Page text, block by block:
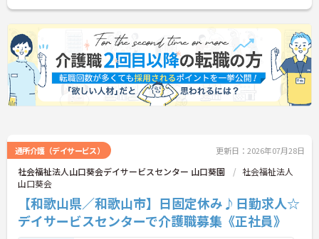
通所介護（デイサービス） 更新日：2026年07月28日
社会福祉法人山口葵会デイサービスセンター 山口葵園
社会福祉法人
山口葵会
【和歌山県／和歌山市】日固定休み♪日勤求人☆
デイサービスセンターで介護職募集《正社員》